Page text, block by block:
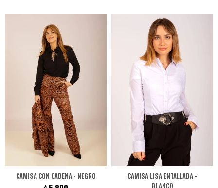
CAMISA CON CADENA - NEGRO
CAMISA LISA ENTALLADA -
BLANCO